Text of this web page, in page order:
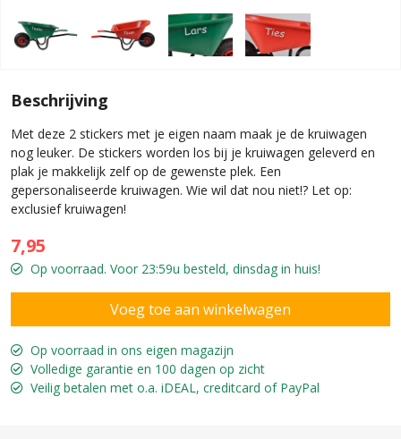
Beschrijving
Met deze 2 stickers met je eigen naam maak je de kruiwagen
nog leuker. De stickers worden los bij je kruiwagen geleverd en
plak je makkelijk zelf op de gewenste plek. Een
gepersonaliseerde kruiwagen. Wie wil dat nou niet!? Let op:
exclusief kruiwagen!
7,95
Op voorraad. Voor 23:59u besteld, dinsdag in huis!
Op voorraad in ons eigen magazijn
Volledige garantie en 100 dagen op zicht
Veilig betalen met o.a. iDEAL, creditcard of PayPal